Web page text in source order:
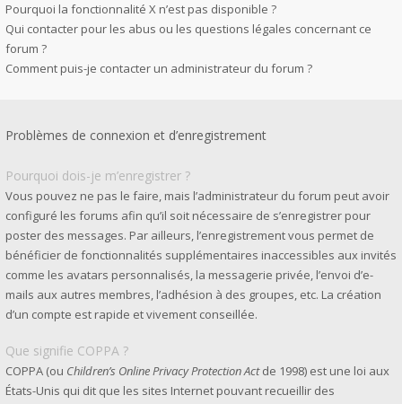
Pourquoi la fonctionnalité X n’est pas disponible ?
Qui contacter pour les abus ou les questions légales concernant ce
forum ?
Comment puis-je contacter un administrateur du forum ?
Problèmes de connexion et d’enregistrement
Pourquoi dois-je m’enregistrer ?
Vous pouvez ne pas le faire, mais l’administrateur du forum peut avoir
configuré les forums afin qu’il soit nécessaire de s’enregistrer pour
poster des messages. Par ailleurs, l’enregistrement vous permet de
bénéficier de fonctionnalités supplémentaires inaccessibles aux invités
comme les avatars personnalisés, la messagerie privée, l’envoi d’e-
mails aux autres membres, l’adhésion à des groupes, etc. La création
d’un compte est rapide et vivement conseillée.
Que signifie COPPA ?
COPPA (ou Children’s Online Privacy Protection Actde 1998) est une loi aux
États-Unis qui dit que les sites Internet pouvant recueillir des